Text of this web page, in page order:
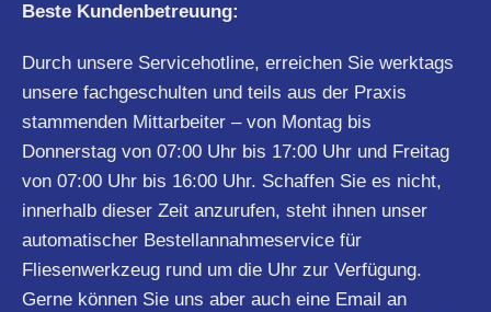
Beste Kundenbetreuung:
Durch unsere Servicehotline, erreichen Sie werktags
unsere fachgeschulten und teils aus der Praxis
stammenden Mittarbeiter – von Montag bis
Donnerstag von 07:00 Uhr bis 17:00 Uhr und Freitag
von 07:00 Uhr bis 16:00 Uhr. Schaffen Sie es nicht,
innerhalb dieser Zeit anzurufen, steht ihnen unser
automatischer Bestellannahmeservice für
Fliesenwerkzeug rund um die Uhr zur Verfügung.
Gerne können Sie uns aber auch eine Email an